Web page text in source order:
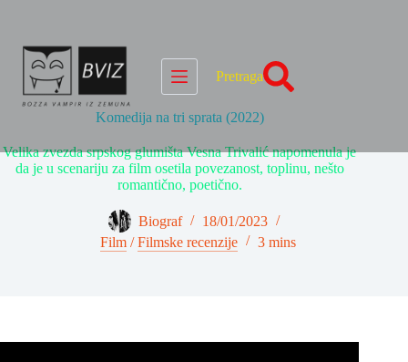
Pretraga
Komedija na tri sprata (2022)
Velika zvezda srpskog glumišta Vesna Trivalić napomenula je
da je u scenariju za film osetila povezanost, toplinu, nešto
romantično, poetično.
Biograf
18/01/2023
Film/Filmske recenzije 3 mins